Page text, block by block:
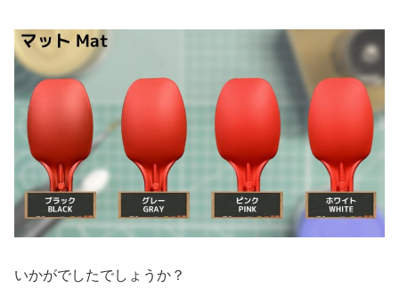
いかがでしたでしょうか？